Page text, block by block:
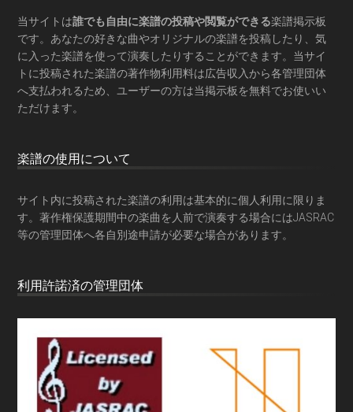
当サイトは誰でも自由に楽譜の投稿や閲覧ができる楽譜掲示板
です。あなたの好きな曲やオリジナルの楽譜を投稿したり、気
に入った楽譜を使って演奏したりすることができます。当サイ
トに投稿された楽譜の著作物利用料は広告収入から各管理団体
へ支払われるため、ユーザーの方は当掲示板を無料でお使いい
ただけます。
楽譜の使用について
サイト内に投稿された楽譜の利用は基本的に個人利用に限りま
す。著作権保護期間中の楽曲を人前で演奏する場合にはJASRAC
等の管理団体へ各自別途申請が必要な場合があります。
利用許諾済の管理団体